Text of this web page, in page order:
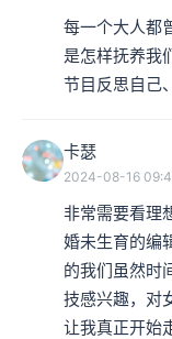
每一个大人都
是怎样抚养我
节目反思自己
卡瑟
2024-08-16
非常需要看理
婚未生育的编
的我们虽然时
技感兴趣，对
让我真正开始